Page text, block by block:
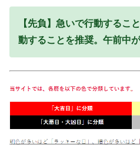
【先負】急いで行動するこ
動することを推奨。午前中